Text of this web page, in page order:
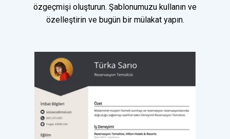
özgeçmişi oluşturun. Şablonumuzu kullanın ve
özelleştirin ve bugün bir mülakat yapın.